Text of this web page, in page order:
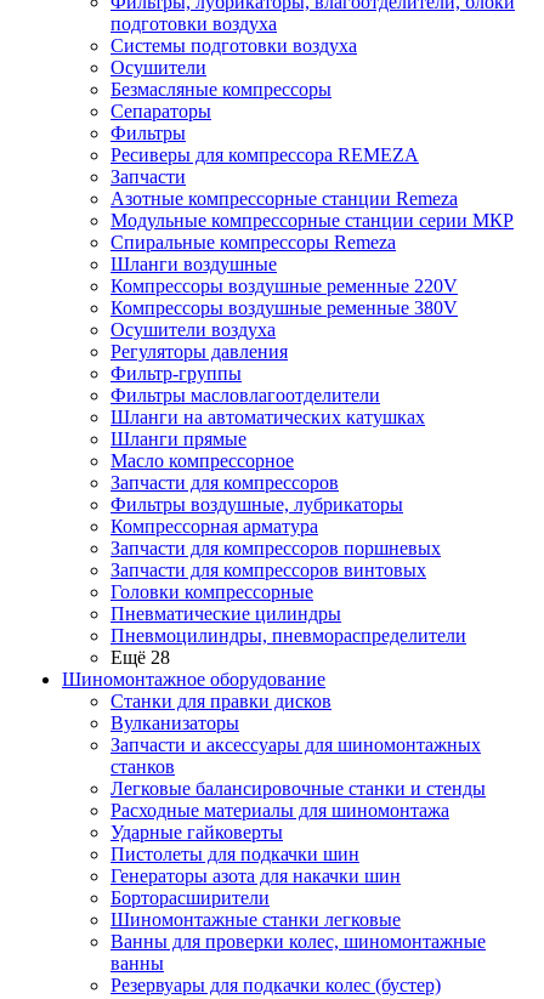
подготовки воздуха
Системы подготовки воздуха
Осушители
Безмасляные компрессоры
Сепараторы
Фильтры
Ресиверы для компрессора REMEZA
Запчасти
Азотные компрессорные станции Remeza
Модульные компрессорные станции серии МКР
Спиральные компрессоры Remeza
Шланги воздушные
Компрессоры воздушные ременные 220V
Компрессоры воздушные ременные 380V
Осушители воздуха
Регуляторы давления
Фильтр-группы
Фильтры масловлагоотделители
Шланги на автоматических катушках
Шланги прямые
Масло компрессорное
Запчасти для компрессоров
Фильтры воздушные, лубрикаторы
Компрессорная арматура
Запчасти для компрессоров поршневых
Запчасти для компрессоров винтовых
Головки компрессорные
Пневматические цилиндры
Пневмоцилиндры, пневмораспределители
Ещё 28
Шиномонтажное оборудование
Станки для правки дисков
Вулканизаторы
Запчасти и аксессуары для шиномонтажных
станков
Легковые балансировочные станки и стенды
Расходные материалы для шиномонтажа
Ударные гайковерты
Пистолеты для подкачки шин
Генераторы азота для накачки шин
Борторасширители
Шиномонтажные станки легковые
Ванны для проверки колес, шиномонтажные
ванны
Резервуары для подкачки колес (бустер)